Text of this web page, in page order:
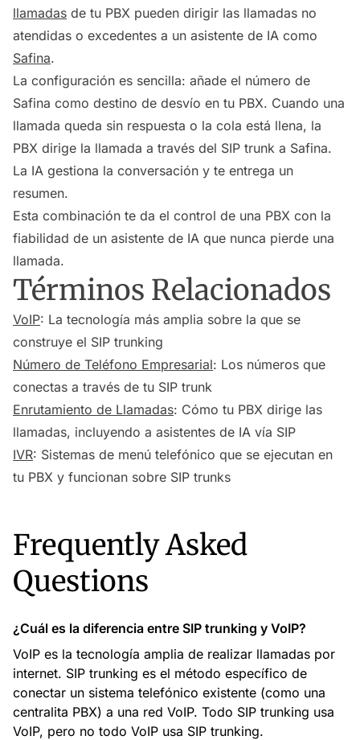
llamadas de tu PBX pueden dirigir las llamadas no
atendidas o excedentes a un asistente de IA como
Safina.
La configuración es sencilla: añade el número de
Safina como destino de desvío en tu PBX. Cuando una
llamada queda sin respuesta o la cola está llena, la
PBX dirige la llamada a través del SIP trunk a Safina.
La IA gestiona la conversación y te entrega un
resumen.
Esta combinación te da el control de una PBX con la
fiabilidad de un asistente de IA que nunca pierde una
llamada.
Términos Relacionados
VoIP: La tecnología más amplia sobre la que se
construye el SIP trunking
Número de Teléfono Empresarial: Los números que
conectas a través de tu SIP trunk
Enrutamiento de Llamadas: Cómo tu PBX dirige las
llamadas, incluyendo a asistentes de IA vía SIP
IVR: Sistemas de menú telefónico que se ejecutan en
tu PBX y funcionan sobre SIP trunks
Frequently Asked
Questions
¿Cuál es la diferencia entre SIP trunking y VoIP?
VoIP es la tecnología amplia de realizar llamadas por
internet. SIP trunking es el método específico de
conectar un sistema telefónico existente (como una
centralita PBX) a una red VoIP. Todo SIP trunking usa
VoIP, pero no todo VoIP usa SIP trunking.